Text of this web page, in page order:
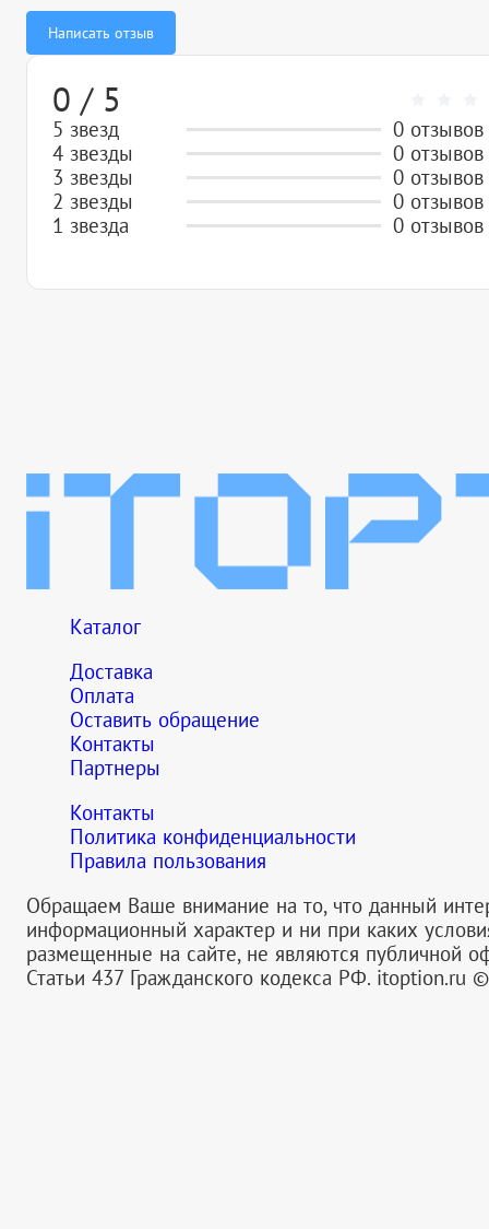
Написать отзыв
0 / 5
5 звезд
0 отзывов
4 звезды
0 отзывов
3 звезды
0 отзывов
2 звезды
0 отзывов
1 звезда
0 отзывов
Каталог
Доставка
Оплата
Оставить обращение
Контакты
Партнеры
Контакты
Политика конфиденциальности
Правила пользования
Обращаем Ваше внимание на то, что данный
информационный характер и ни при каких
размещенные на сайте, не являются публичной
Статьи 437 Гражданского кодекса РФ. itoption.ru